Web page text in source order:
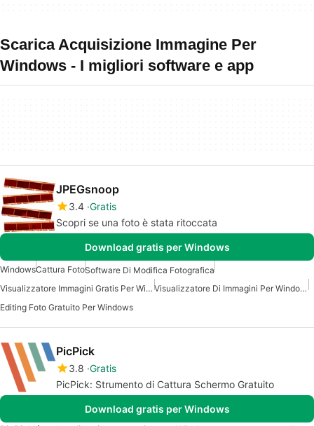
Scarica Acquisizione Immagine Per
Windows - I migliori software e app
JPEGsnoop
3.4 Gratis
Scopri se una foto è stata ritoccata
Download gratis per Windows
WindowsCattura FotoSoftware Di Modifica Fotografica
Visualizzatore Immagini Gratis Per Windows
Visualizzatore Di Immagini Per Windows
Editing Foto Gratuito Per Windows
PicPick
3.8 Gratis
PicPick: Strumento di Cattura Schermo Gratuito
Download gratis per Windows